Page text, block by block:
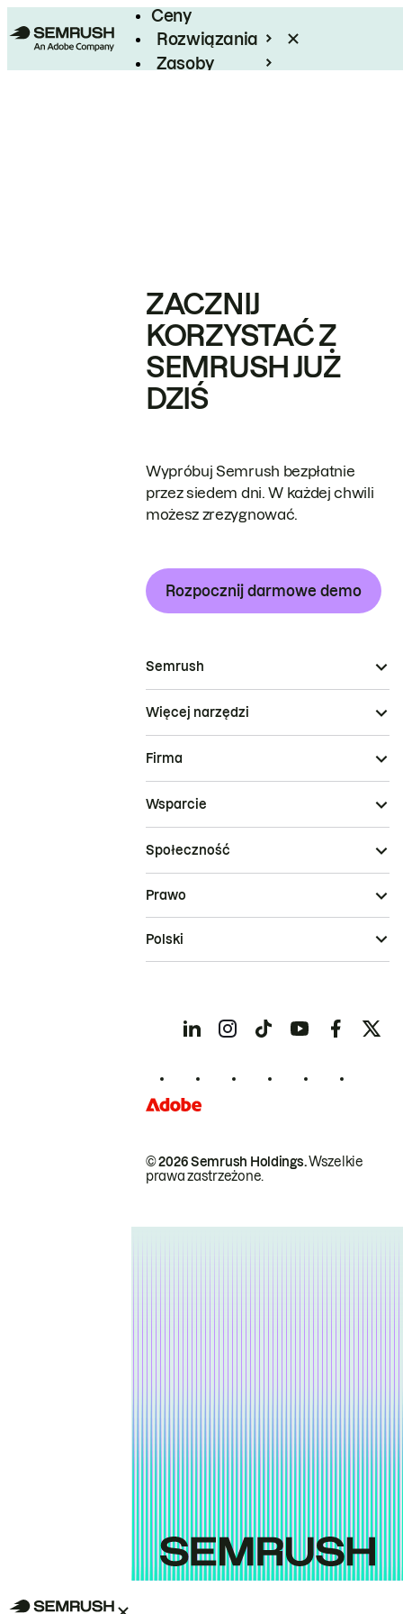
Ceny
Rozwiązania
Zasoby
ZACZNIJ
KORZYSTAĆ Z
SEMRUSH JUŻ
DZIŚ
Wypróbuj Semrush bezpłatnie
przez siedem dni. W każdej chwili
możesz zrezygnować.
Rozpocznij darmowe demo
Semrush
Więcej narzędzi
Firma
Wsparcie
Społeczność
© 2026 Semrush Holdings.Wszelkie
prawa zastrzeżone.
Prawo
Polski